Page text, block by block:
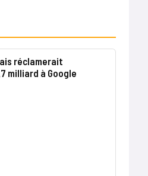
réclamerait
milliard à Google